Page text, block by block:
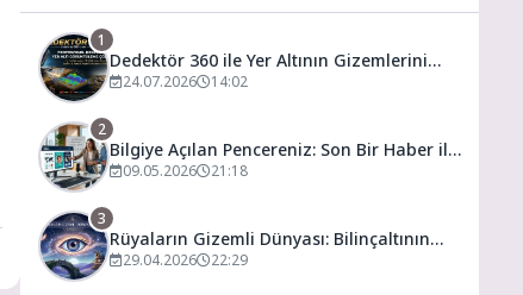
1
Dedektör 360 ile Yer Altının Gizemlerini
Keşfedin
24.07.2026 14:02
2
Bilgiye Açılan Pencereniz: Son Bir Haber ile
Tanıyın ve Keşfedin
09.05.2026 21:18
3
Rüyaların Gizemli Dünyası: Bilinçaltının
Kapısını Aralamak
29.04.2026 22:29